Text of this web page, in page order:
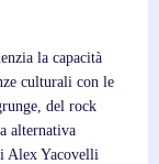
la capacità
culturali con le
del rock
alternativa
Alex Yacovelli